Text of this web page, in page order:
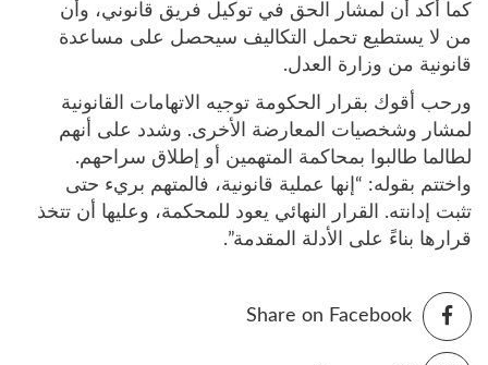
كما أكد أن لمشار الحق في توكيل فريق قانوني، وأن
من لا يستطيع تحمل التكاليف سيحصل على مساعدة
قانونية من وزارة العدل.
ورحب أقوك بقرار الحكومة توجيه الاتهامات القانونية
لمشار وشخصيات المعارضة الأخرى. وشدد على أنهم
لطالما طالبوا بمحاكمة المتهمين أو إطلاق سراحهم.
واختتم بقوله: “إنها عملية قانونية، فالمتهم بريء حتى
تثبت إدانته. القرار النهائي يعود للمحكمة، وعليها أن تتخذ
قرارها بناءً على الأدلة المقدمة”.
Share on Facebook